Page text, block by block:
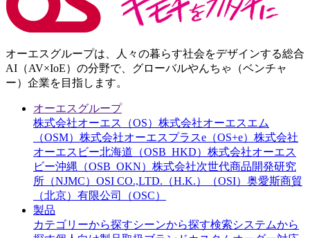
オーエスグループは、人々の暮らす社会をデザインする総合
AI（AV×IoE）の分野で、グローバルやんちゃ（ベンチャ
ー）企業を目指します。
オーエスグループ
株式会社オーエス（OS） 株式会社オーエスエム
（OSM） 株式会社オーエスプラスe（OS+e） 株式会社
オーエスビー北海道（OSB_HKD） 株式会社オーエス
ビー沖縄（OSB_OKN） 株式会社次世代商品開発研究
所（NJMC） OSI CO.,LTD.（H.K.）（OSI） 奥愛斯商貿
（北京）有限公司（OSC）
製品
カテゴリーから探すシーンから探す検索システムから